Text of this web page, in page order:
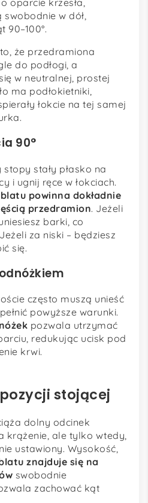
oparcie krzesła,
w dół,
90–100°.
że przedramiona
do podłogi, a
w neutralnej, prostej
ma podłokietniki,
łokcie na tej samej
90°
stały płasko na
i ugnij ręce w łokciach.
powinna dokładnie
przedramion. Jeżeli
barki, co
za niski – będziesz
się.
często muszą unieść
powyższe warunki.
pozwala utrzymać
redukując ucisk pod
krwi.
stojącej
dolny odcinek
krążenie, ale tylko wtedy,
ustawiony. Wysokość,
znajduje się na
swobodnie
zachować kąt